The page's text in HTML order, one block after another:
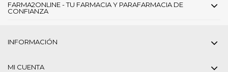
FARMA2ONLINE - TU FARMACIA Y PARAFARMACIA DE
CONFIANZA
INFORMACIÓN
MI CUENTA